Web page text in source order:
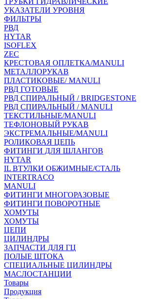
УКАЗАТЕЛИ УРОВНЯ
ФИЛЬТРЫ
РВД
HYTAR
ISOFLEX
ZEC
КРЕСТОВАЯ ОПЛЕТКА/MANULI
МЕТАЛЛОРУКАВ
ПЛАСТИКОВЫЕ/ MANULI
РВД ГОТОВЫЕ
РВД СПИРАЛЬНЫЙ / BRIDGESTONE
РВД СПИРАЛЬНЫЙ / MANULI
ТЕКСТИЛЬНЫЕ/MANULI
ТЕФЛОНОВЫЙ РУКАВ
ЭКСТРЕМАЛЬНЫЕ/MANULI
РОЛИКОВАЯ ЦЕПЬ
ФИТИНГИ ДЛЯ ШЛАНГОВ
HYTAR
IL ВТУЛКИ ОБЖИМНЫЕ/СТАЛЬ
INTERTRACO
MANULI
ФИТИНГИ МНОГОРАЗОВЫЕ
ФИТИНГИ ПОВОРОТНЫЕ
ХОМУТЫ
ХОМУТЫ
ЦЕПИ
ЦИЛИНДРЫ
ЗАПЧАСТИ ДЛЯ ГЦ
ПОЛЫЕ ШТОКА
СПЕЦИАЛЬНЫЕ ЦИЛИНДРЫ
МАСЛОСТАНЦИИ
Товары
Продукция